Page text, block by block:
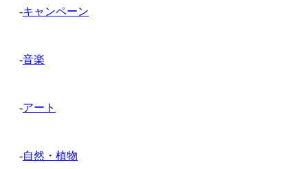
-キャンペーン
-音楽
-アート
-自然・植物